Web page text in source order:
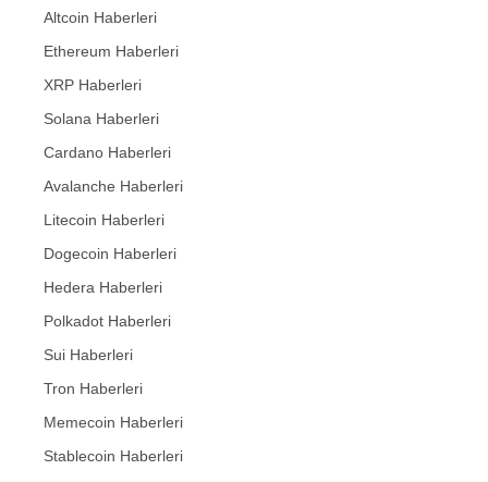
Altcoin Haberleri
Ethereum Haberleri
XRP Haberleri
Solana Haberleri
Cardano Haberleri
Avalanche Haberleri
Litecoin Haberleri
Dogecoin Haberleri
Hedera Haberleri
Polkadot Haberleri
Sui Haberleri
Tron Haberleri
Memecoin Haberleri
Stablecoin Haberleri